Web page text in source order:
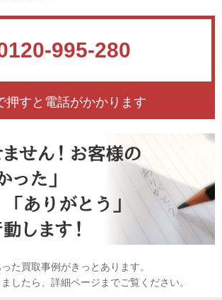
995-280
押すと電話がかかります
た買取事例がきっとあります。
したら、詳細ページまでご覧ください。